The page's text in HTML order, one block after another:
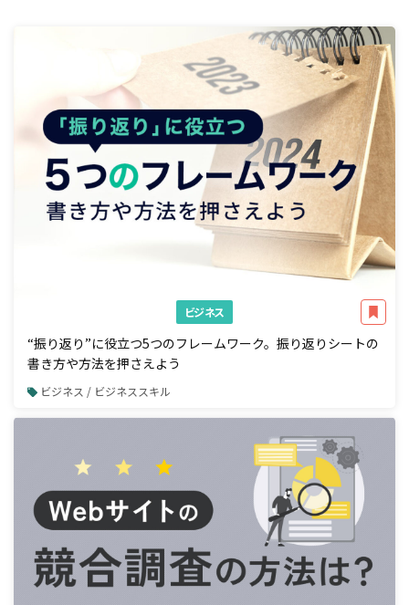
ビジネス
“振り返り”に役立つ5つのフレームワーク。振り返りシートの
書き方や方法を押さえよう
ビジネス / ビジネススキル